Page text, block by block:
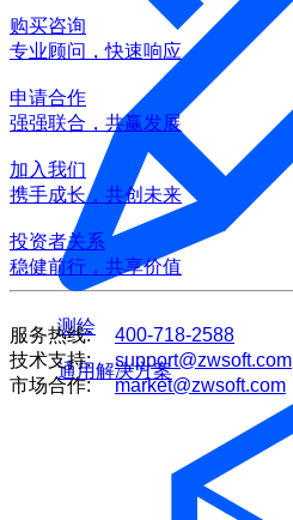
测绘
通用解决方案
购买咨询
专业顾问，快速响应
申请合作
强强联合，共赢发展
加入我们
携手成长，共创未来
投资者关系
稳健前行，共享价值
服务热线:
400-718-2588
技术支持: support@zwsoft.com
市场合作: market@zwsoft.com